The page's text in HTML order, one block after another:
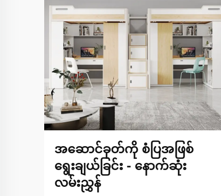
အဆောင်ခုတ်ကို စံပြအဖြစ်
ရွေးချယ်ခြင်း - နောက်ဆုံး
လမ်းညွှန်